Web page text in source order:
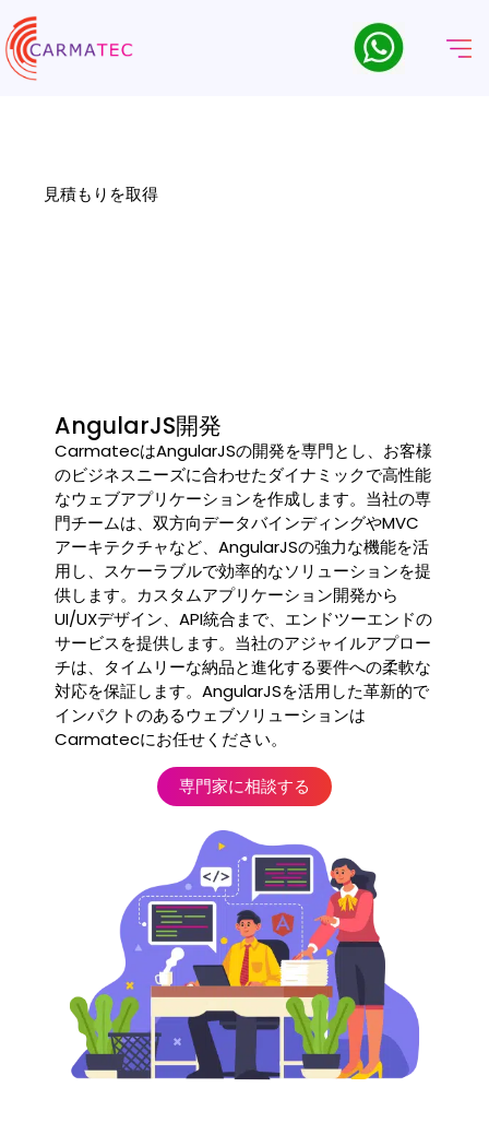
見積もりを取得
AngularJS開発
CarmatecはAngularJSの開発を専門とし、お客様
のビジネスニーズに合わせたダイナミックで高性能
なウェブアプリケーションを作成します。当社の専
門チームは、双方向データバインディングやMVC
アーキテクチャなど、AngularJSの強力な機能を活
用し、スケーラブルで効率的なソリューションを提
供します。カスタムアプリケーション開発から
UI/UXデザイン、API統合まで、エンドツーエンドの
サービスを提供します。当社のアジャイルアプロー
チは、タイムリーな納品と進化する要件への柔軟な
対応を保証します。AngularJSを活用した革新的で
インパクトのあるウェブソリューションは
Carmatecにお任せください。
専門家に相談する